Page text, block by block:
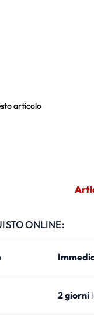
articolo
ONLINE:
2 giorni